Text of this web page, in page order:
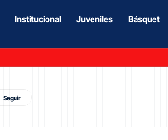
Institucional Juveniles Básquet